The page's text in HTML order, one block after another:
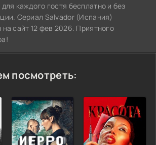
каждого гостя бесплатно и без
Сериал Salvador (Испания)
на сайт 12 фев 2026. Приятного
посмотреть: